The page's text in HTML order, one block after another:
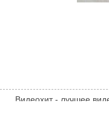
Видеохит - лучшее